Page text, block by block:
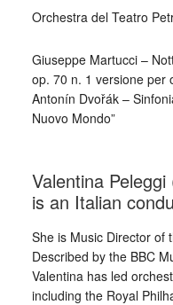
Orchestra del Teatro
Giuseppe Martucci –
op. 70 n. 1 versione per
Antonín Dvořák –
Nuovo Mondo”
Valentina
is an Italian
She is Music Director of
Described by the BBC
Valentina has led
including the Royal